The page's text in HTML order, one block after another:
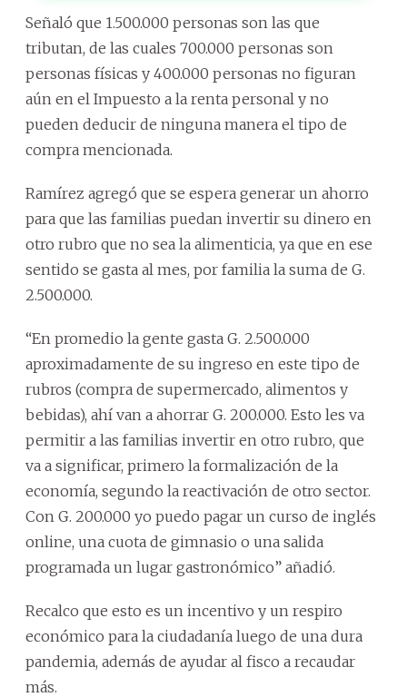
Señaló que 1.500.000 personas son las que
tributan, de las cuales 700.000 personas son
personas físicas y 400.000 personas no figuran
aún en el Impuesto a la renta personal y no
pueden deducir de ninguna manera el tipo de
compra mencionada.
Ramírez agregó que se espera generar un ahorro
para que las familias puedan invertir su dinero en
otro rubro que no sea la alimenticia, ya que en ese
sentido se gasta al mes, por familia la suma de G.
2.500.000.
“En promedio la gente gasta G. 2.500.000
aproximadamente de su ingreso en este tipo de
rubros (compra de supermercado, alimentos y
bebidas), ahí van a ahorrar G. 200.000. Esto les va
permitir a las familias invertir en otro rubro, que
va a significar, primero la formalización de la
economía, segundo la reactivación de otro sector.
Con G. 200.000 yo puedo pagar un curso de inglés
online, una cuota de gimnasio o una salida
programada un lugar gastronómico” añadió.
Recalco que esto es un incentivo y un respiro
económico para la ciudadanía luego de una dura
pandemia, además de ayudar al fisco a recaudar
más.